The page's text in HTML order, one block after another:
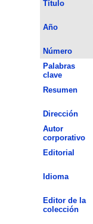
Título
Año
Número
Palabras
clave
Resumen
Dirección
Autor
corporativo
Editorial
Idioma
Editor de la
colección